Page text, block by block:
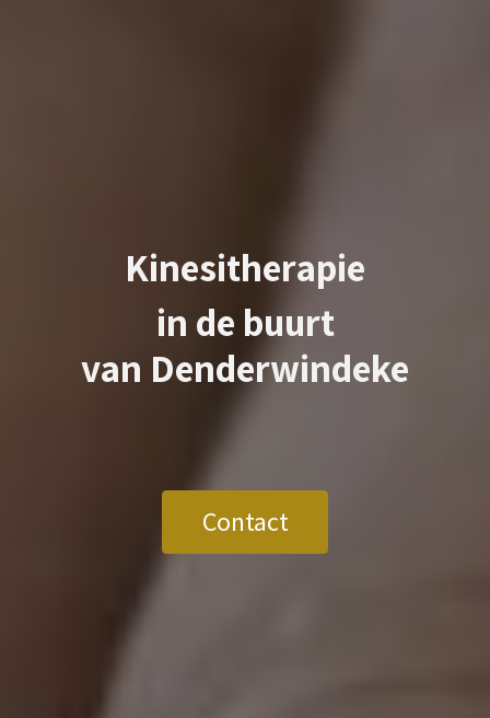
Kinesitherapie
in de buurt
van Denderwindeke
Contact